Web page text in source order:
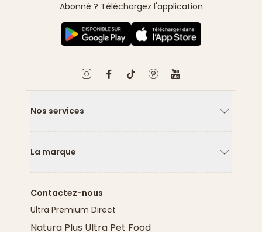
Abonné ? Téléchargez l'application
Nos services
La marque
Contactez-nous
Ultra Premium Direct
Natura Plus Ultra Pet Food